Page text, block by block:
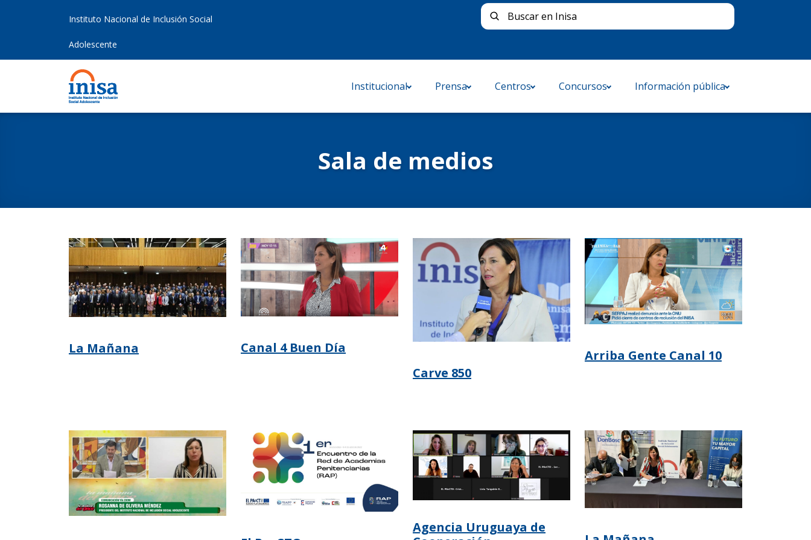
Instituto Nacional de Inclusión Social
Adolescente
Buscar en Inisa Buscar
Institucional Prensa Centros Concursos Información pública
Sala de medios
La Mañana
Canal 4 Buen Día
Carve 850
Arriba Gente Canal 10
Agencia Uruguaya de